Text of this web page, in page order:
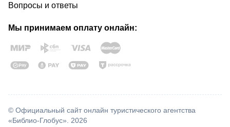
Вопросы и ответы
Мы принимаем оплату онлайн:
© Официальный сайт онлайн туристического агентства
«Библио-Глобус». 2026